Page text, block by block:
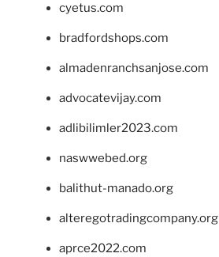
cyetus.com
bradfordshops.com
almadenranchsanjose.com
advocatevijay.com
adlibilimler2023.com
naswwebed.org
balithut-manado.org
alteregotradingcompany.org
aprce2022.com